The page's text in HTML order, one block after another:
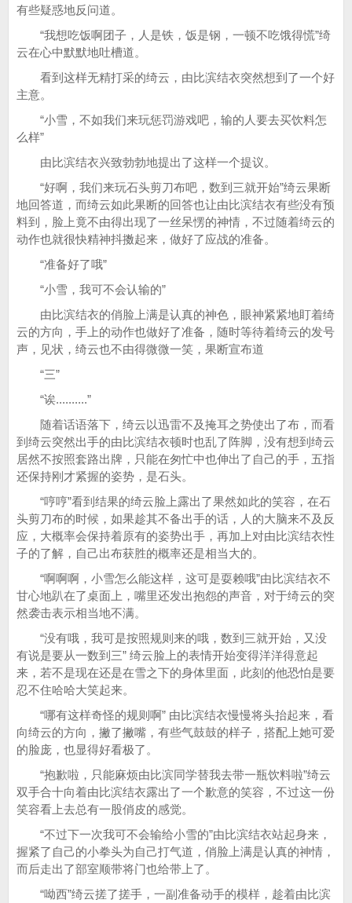
有些疑惑地反问道。
“我想吃饭啊团子，人是铁，饭是钢，一顿不吃饿得慌”绮
云在心中默默地吐槽道。
看到这样无精打采的绮云，由比滨结衣突然想到了一个好
主意。
“小雪，不如我们来玩惩罚游戏吧，输的人要去买饮料怎
么样”
由比滨结衣兴致勃勃地提出了这样一个提议。
“好啊，我们来玩石头剪刀布吧，数到三就开始”绮云果断
地回答道，而绮云如此果断的回答也让由比滨结衣有些没有预
料到，脸上竟不由得出现了一丝呆愣的神情，不过随着绮云的
动作也就很快精神抖擞起来，做好了应战的准备。
“准备好了哦”
“小雪，我可不会认输的”
由比滨结衣的俏脸上满是认真的神色，眼神紧紧地盯着绮
云的方向，手上的动作也做好了准备，随时等待着绮云的发号
声，见状，绮云也不由得微微一笑，果断宣布道
“三”
“诶..........”
随着话语落下，绮云以迅雷不及掩耳之势使出了布，而看
到绮云突然出手的由比滨结衣顿时也乱了阵脚，没有想到绮云
居然不按照套路出牌，只能在匆忙中也伸出了自己的手，五指
还保持刚才紧握的姿势，是石头。
“哼哼”看到结果的绮云脸上露出了果然如此的笑容，在石
头剪刀布的时候，如果趁其不备出手的话，人的大脑来不及反
应，大概率会保持着原有的姿势出手，再加上对由比滨结衣性
子的了解，自己出布获胜的概率还是相当大的。
“啊啊啊，小雪怎么能这样，这可是耍赖哦”由比滨结衣不
甘心地趴在了桌面上，嘴里还发出抱怨的声音，对于绮云的突
然袭击表示相当地不满。
“没有哦，我可是按照规则来的哦，数到三就开始，又没
有说是要从一数到三” 绮云脸上的表情开始变得洋洋得意起
来，若不是现在还是在雪之下的身体里面，此刻的他恐怕是要
忍不住哈哈大笑起来。
“哪有这样奇怪的规则啊” 由比滨结衣慢慢将头抬起来，看
向绮云的方向，撇了撇嘴，有些气鼓鼓的样子，搭配上她可爱
的脸庞，也显得好看极了。
“抱歉啦，只能麻烦由比滨同学替我去带一瓶饮料啦”绮云
双手合十向着由比滨结衣露出了一个歉意的笑容，不过这一份
笑容看上去总有一股俏皮的感觉。
“不过下一次我可不会输给小雪的”由比滨结衣站起身来，
握紧了自己的小拳头为自己打气道，俏脸上满是认真的神情，
而后走出了部室顺带将门也给带上了。
“呦西”绮云搓了搓手，一副准备动手的模样，趁着由比滨